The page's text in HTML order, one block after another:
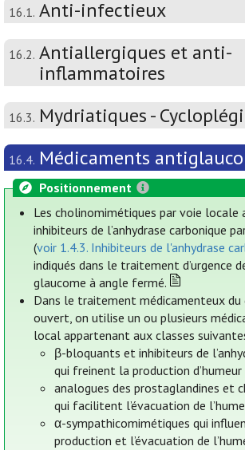
16.1. Anti-infectieux
16.2. Antiallergiques et anti-
inflammatoires
16.3. Mydriatiques -
16.4. Médicaments
Positionnement
Les cholinomimétiques par voie locale
inhibiteurs de l’anhydrase carbonique
(voir 1.4.3. Inhibiteurs de l'anhydrase
indiqués dans le traitement d’urgence
glaucome à angle fermé.
Dans le traitement médicamenteux du
ouvert, on utilise un ou plusieurs
local appartenant aux classes
β-bloquants et inhibiteurs de
qui freinent la production d’humeur
analogues des prostaglandines et
qui facilitent l’évacuation de
α-sympathicomimétiques qui
production et l’évacuation de